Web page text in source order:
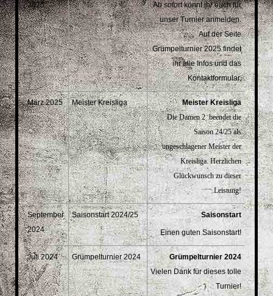
2025
Ab sofort könnt ihr euch für
unser Turnier anmelden.
Auf der Seite
Grümpelturnier 2025 findet
ihr alle Infos und das
Kontaktformular.
März 2025 Meister Kreisliga
Meister Kreisliga
Die Damen 2 beendet die
Saison 24/25 als
ungeschlagener Meister der
Kreisliga. Herzlichen
Glückwunsch zu dieser
Leistung!
September
2024
Saisonstart 2024/25 Saisonstart
Einen guten Saisonstart!
Juli 2024 Grümpelturnier 2024
Grümpelturnier 2024
Vielen Dank für dieses tolle
Turnier!